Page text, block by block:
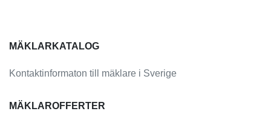
MÄKLARKATALOG
Kontaktinformaton till mäklare i Sverige
MÄKLAROFFERTER